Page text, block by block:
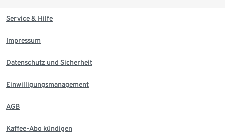
Service & Hilfe
Impressum
Datenschutz und Sicherheit
Einwilligungsmanagement
AGB
Kaffee-Abo kündigen